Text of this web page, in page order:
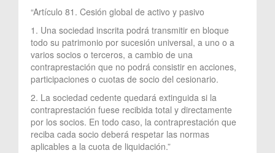
“Artículo 81. Cesión global de activo y pasivo
1. Una sociedad inscrita podrá transmitir en bloque
todo su patrimonio por sucesión universal, a uno o a
varios socios o terceros, a cambio de una
contraprestación que no podrá consistir en acciones,
participaciones o cuotas de socio del cesionario.
2. La sociedad cedente quedará extinguida si la
contraprestación fuese recibida total y directamente
por los socios. En todo caso, la contraprestación que
reciba cada socio deberá respetar las normas
aplicables a la cuota de liquidación.”